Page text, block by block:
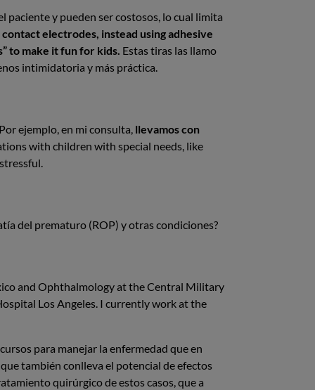
y pueden ser costosos, lo cual limita
electrodes, instead using adhesive
to make it fun for kids. Estas tiras las llamo
intimidatoria y más práctica.
ejemplo, en mi consulta, llevamos con
with children with special needs, like
del prematuro (ROP) y otras condiciones?
and Ophthalmology at the Central Military
Los Angeles. I currently work at the
para manejar la enfermedad que en
también conlleva el potencial de efectos
quirúrgico de estos casos, que a